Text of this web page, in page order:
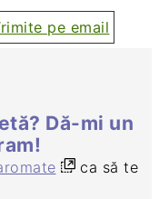
pe email
Dă-mi un
ca să te